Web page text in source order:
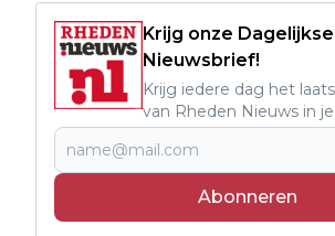
Krijg onze Dagelijkse
Nieuwsbrief!
Krijg iedere dag het
van Rheden Nieuws in
Abonneren